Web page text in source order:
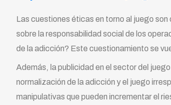
Las cuestiones éticas en torno al juego
sobre la responsabilidad social de los
de la adicción? Este cuestionamiento se
Además, la publicidad en el sector del
normalización de la adicción y el juego
manipulativas que pueden incrementar el